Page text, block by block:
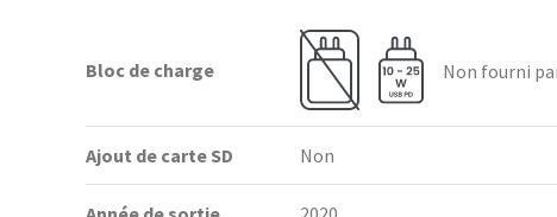
Bloc de charge Non fourni
Ajout de carte SD Non